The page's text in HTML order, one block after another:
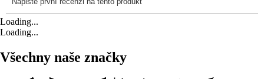
Loading...
Loading...
Všechny naše značky